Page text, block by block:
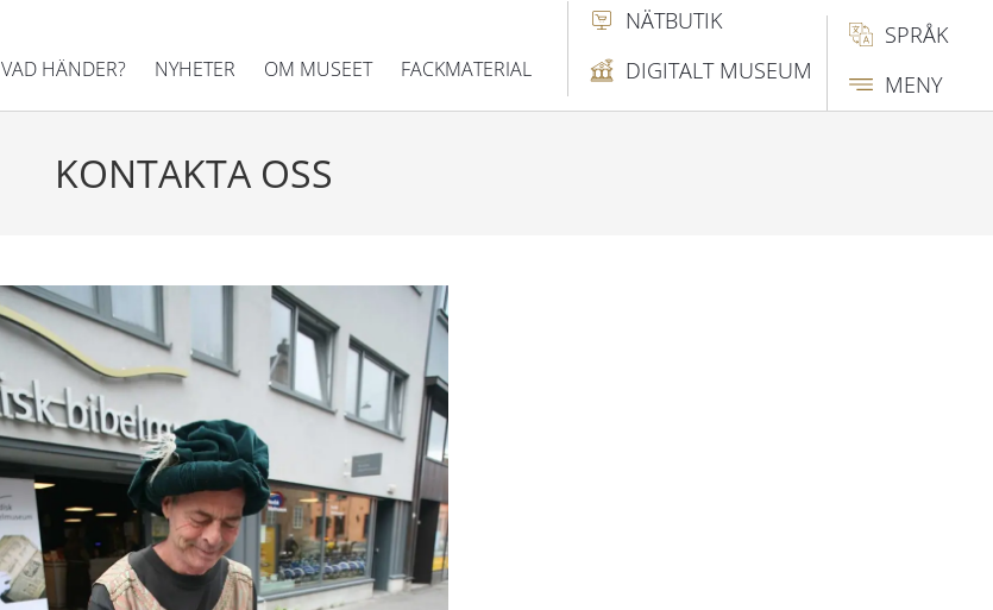
VAD HÄNDER? NYHETER OM MUSEET FACKMATERIAL
NÄTBUTIK
DIGITALT MUSEUM
SPRÅK
MENY
KONTAKTA OSS